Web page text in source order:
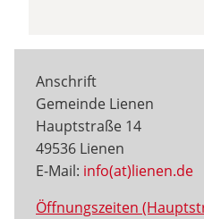
Anschrift
Gemeinde Lienen
Hauptstraße 14
49536 Lienen
E-Mail: info(at)lienen.de
Öffnungszeiten